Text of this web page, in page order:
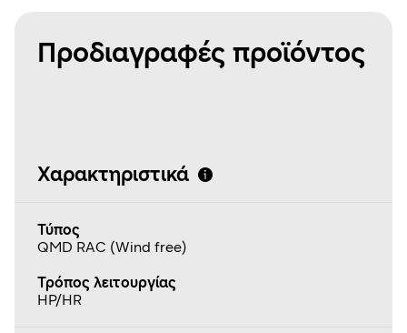
Προδιαγραφές προϊόντος
Χαρακτηριστικά
Τύπος
QMD RAC (Wind free)
Τρόπος λειτουργίας
HP/HR